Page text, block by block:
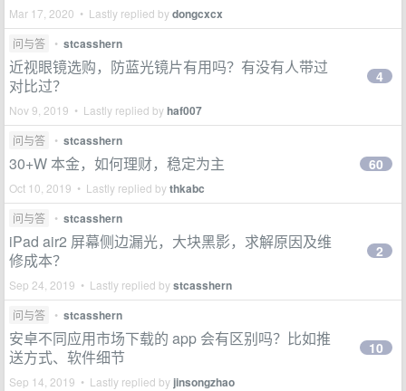
Mar 17, 2020 • Lastly replied bydongcxcx
问与答 • stcasshern
近视眼镜选购，防蓝光镜片有用吗？有没有人带过
对比过？
Nov 9, 2019 • Lastly replied byhaf007
4
问与答 • stcasshern
30+W 本金，如何理财，稳定为主
Oct 10, 2019 • Lastly replied bythkabc
60
问与答 • stcasshern
iPad air2 屏幕侧边漏光，大块黑影，求解原因及维
修成本？
Sep 24, 2019 • Lastly replied bystcasshern
2
问与答 • stcasshern
安卓不同应用市场下载的 app 会有区别吗？比如推
送方式、软件细节
Sep 14, 2019 • Lastly replied by jinsongzhao
10